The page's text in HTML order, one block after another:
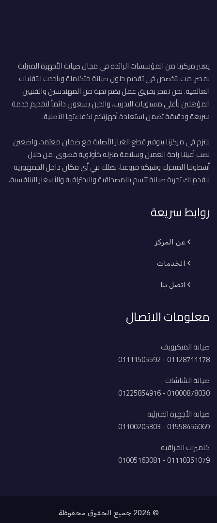
يعتبر مركزنا من المؤسسات الرائدة في مجال صيانة الأجهزة المنزلية
بمصر، حيث نتخصص في تقديم حلول صيانة متكاملة وبأحدث التقنيات
العالمية. نحن نفخر بفريق عمل يضم نخبة من المهندسين والفنيين
المؤهلين بأعلى مستويات التدريب، والذين يسعون دائماً لتقديم خدمة
سريعة ودقيقة تضمن استعادة أجهزتكم لكفاءتها الأصلية.
نلتزم في مركزنا بتوفير قطع الغيار الأصلية مع ضمان معتمد، واضعين
نصب أعيننا راحة العميل وسلامة منزله كأولوية قصوى. من خلال
أسطولنا المتحرك وشبكة فروعنا، نصلك في أي مكان داخل الجمهورية
لنقدم لك تجربة صيانة تتسم بالمصداقية والاحترافية والأسعار التنافسية.
روابط سريعة
عن المركز
الخدمات
اتصل بنا
معلومات الاتصال
صيانة الميكرويف
01128711178 - 01111505592
صيانة الشاشات
01000878030 - 01225854916
صيانة الأجهزة المنزليه
01558456069 - 01100205303
كاميرات المراقبه
01110351079 - 01005163081
© 2026 جميع الحقوق محفوظة